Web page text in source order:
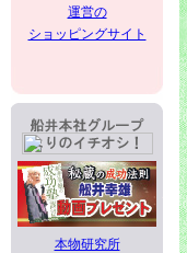
運営の
ショッピングサイト
本物研究所